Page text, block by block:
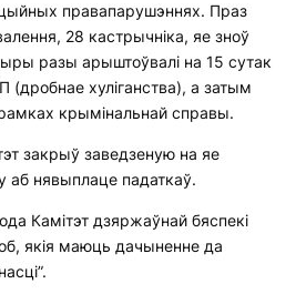
правапарушэннях. Праз
28 кастрычніка, яе зноў
разы арыштоўвалі на 15 сутак
(дробнае хуліганства), а затым
крымінальнай справы.
закрыў заведзеную на яе
аб нявыплаце падаткаў.
Камітэт дзяржаўнай бяспекі
якія маюць дачыненне да